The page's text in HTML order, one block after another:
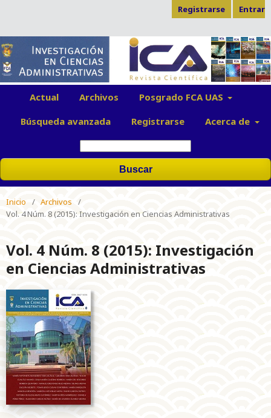
Actual Archivos
Posgrado FCA UAS
Búsqueda avanzada
Registrarse Acerca de
Buscar
Registrarse Entrar
Inicio / Archivos
/
Vol. 4 Núm. 8 (2015): Investigación en Ciencias Administrativas
Vol. 4 Núm. 8 (2015): Investigación
en Ciencias Administrativas